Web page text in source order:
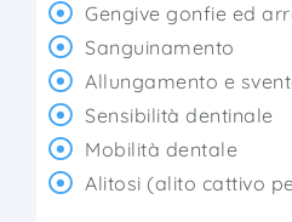
Gengive gonfie ed
Sanguinamento
Allungamento e
Sensibilità dentinale
Mobilità dentale
Alitosi (alito cattivo